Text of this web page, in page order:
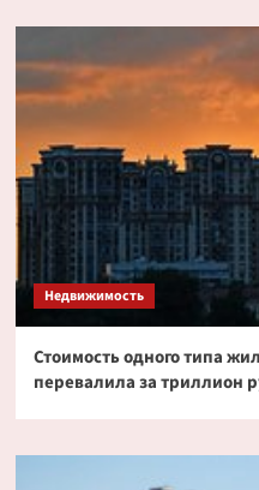
Недвижимость
Стоимость одного типа
перевалила за триллион